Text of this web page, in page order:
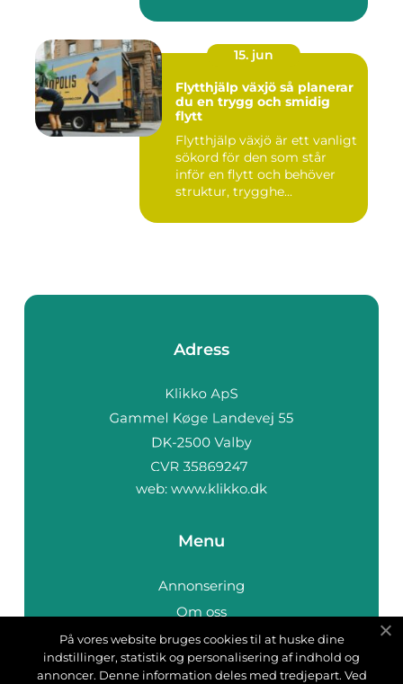
15. jun
Flytthjälp växjö så planerar
du en trygg och smidig
flytt
Flytthjälp växjö är ett vanligt
sökord för den som står
inför en flytt och behöver
struktur, trygghe...
Adress
web: www.klikko.dk
Menu
Annonsering
Om oss
Cookies
Kontakta oss
På vores website bruges cookies til at huske dine
indstillinger, statistik og personalisering af indhold og
annoncer. Denne information deles med tredjepart. Ved